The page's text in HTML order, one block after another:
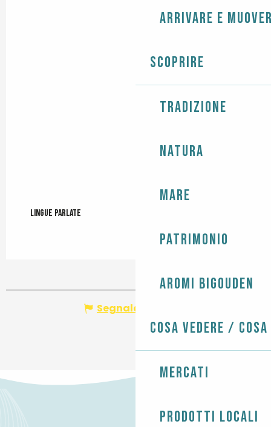
Arrivare e
Scoprire
Tradizione
Natura
Mare
Patrimonio
Aromi Bigouden
Cosa vedere /
Mercati
Prodotti locali
Lingue parlate
Lingue parlate
Segnala un errore